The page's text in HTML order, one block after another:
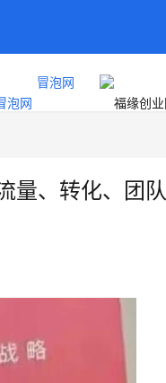
冒泡网
量、转化、团队